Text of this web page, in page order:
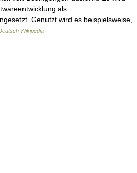
als
Genutzt wird es beispielsweise,
Wikipedia